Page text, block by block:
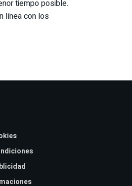
tiempo posible.
línea con los